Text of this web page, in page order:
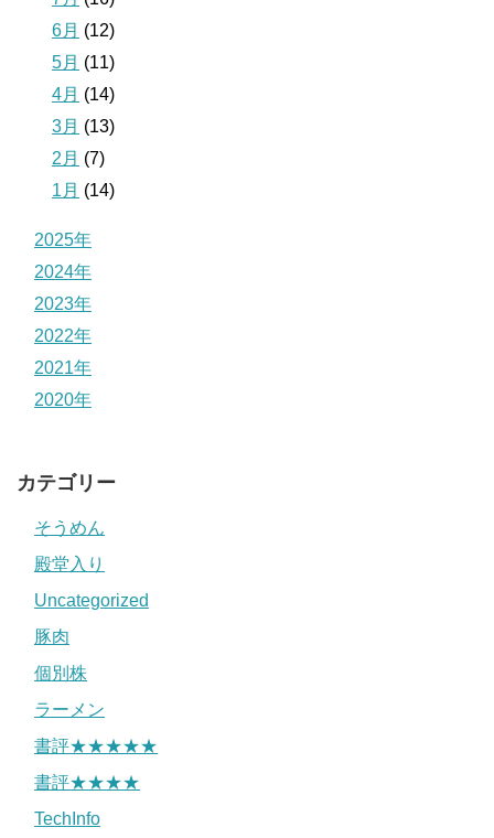
6月 (12)
5月 (11)
4月 (14)
3月 (13)
2月 (7)
1月 (14)
2025年
2024年
2023年
2022年
2021年
2020年
カテゴリー
そうめん
殿堂入り
Uncategorized
豚肉
個別株
ラーメン
書評★★★★★
書評★★★★
TechInfo